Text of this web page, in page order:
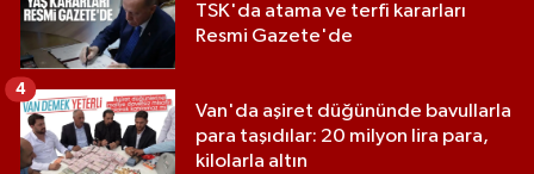
TSK'da atama ve terfi kararları
Resmi Gazete'de
Van'da aşiret düğününde bavullarla
para taşıdılar: 20 milyon lira para,
kilolarla altın
4